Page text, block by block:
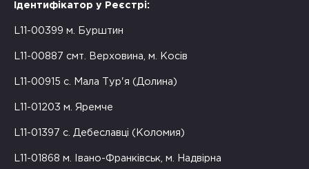
Ідентифікатор у Реєстрі:
L11-00399 м. Бурштин
L11-00887 смт. Верховина, м. Косів
L11-00915 с. Мала Тур'я (Долина)
L11-01203 м. Яремче
L11-01397 с. Дебеславці (Коломия)
L11-01868 м. Івано-Франківськ, м. Надвірна